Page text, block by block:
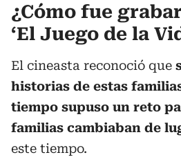
¿Cómo fue
‘El Juego de la
El cineasta reconoció que
historias de estas
tiempo supuso un reto
familias cambiaban de
este tiempo.